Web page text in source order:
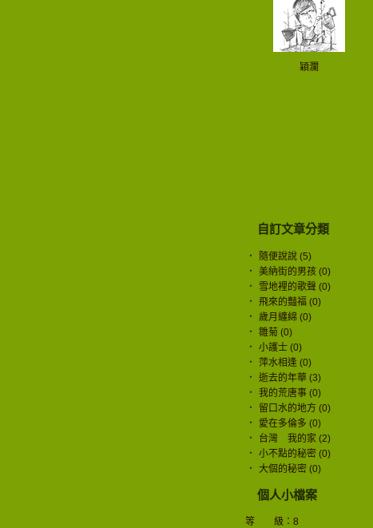
穎瀾
自訂文章分類
‧
隨便說說 (5)
‧
美納街的男孩 (0)
‧
雪地裡的歌聲 (0)
‧
飛來的豔福 (0)
‧
歲月纏綿 (0)
‧
雛菊 (0)
‧
小護士 (0)
‧
萍水相逢 (0)
‧
逝去的年華 (3)
‧
我的荒唐事 (0)
‧
留口水的地方 (0)
‧
愛在多倫多 (0)
‧
台灣 我的家 (2)
‧
小不點的秘密 (0)
‧
大個的秘密 (0)
個人小檔案
等 級：8